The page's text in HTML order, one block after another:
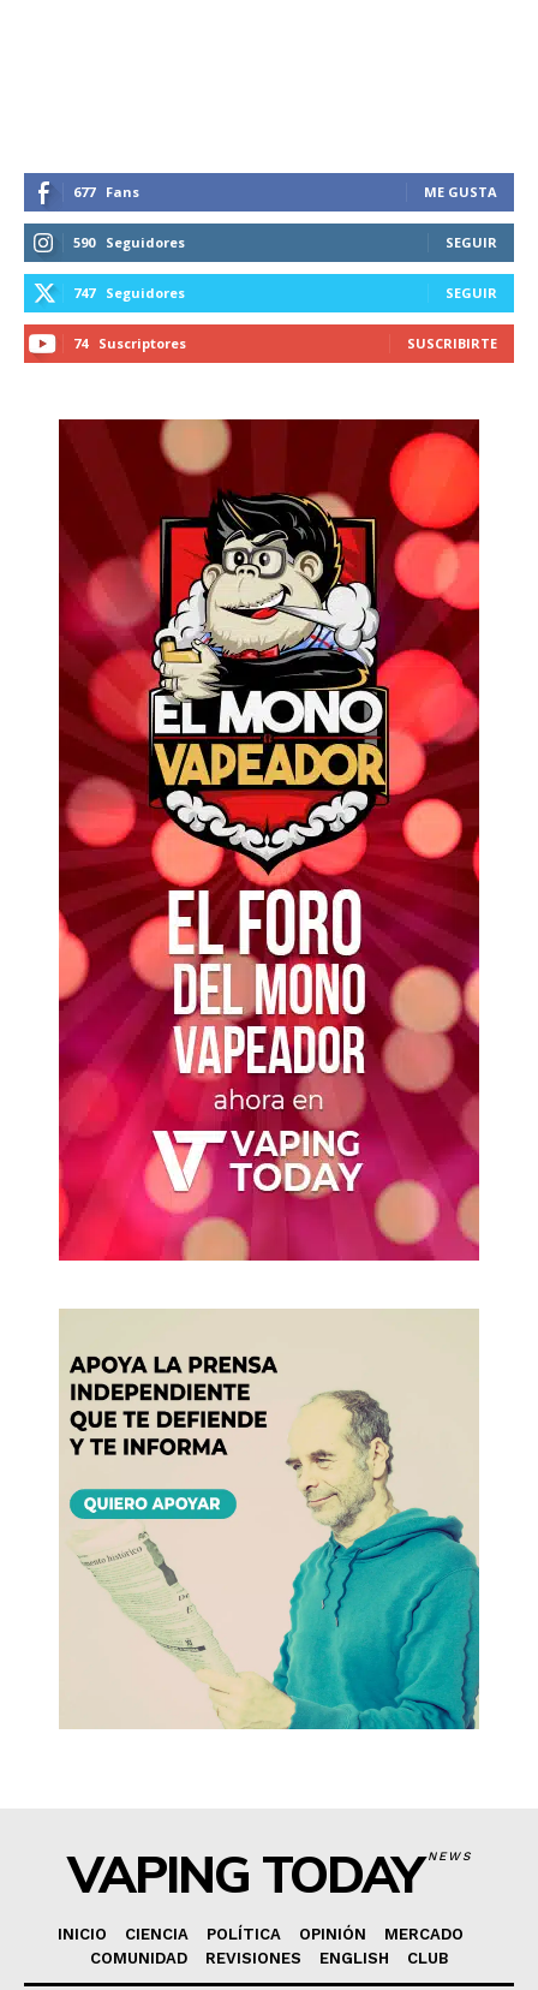
677 Fans ME GUSTA
590 Seguidores SEGUIR
747 Seguidores SEGUIR
74 Suscriptores SUSCRIBIRTE
VAPING TODAYNEWS
INICIO CIENCIA POLÍTICA OPINIÓN
MERCADO
COMUNIDAD
REVISIONES ENGLISH CLUB